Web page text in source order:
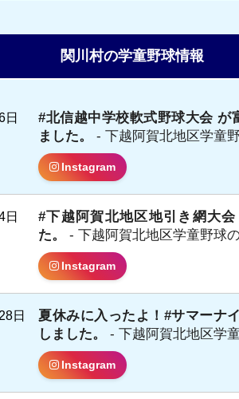
関川村の学童野球情報
日
#北信越中学校軟式野球大会 が
ました。 - 下越阿賀北地区学童
Instagram
日
#下越阿賀北地区地引き網大
た。 - 下越阿賀北地区学童野球
Instagram
日
夏休みに入ったよ！#サマーナ
しました。 - 下越阿賀北地区学
Instagram